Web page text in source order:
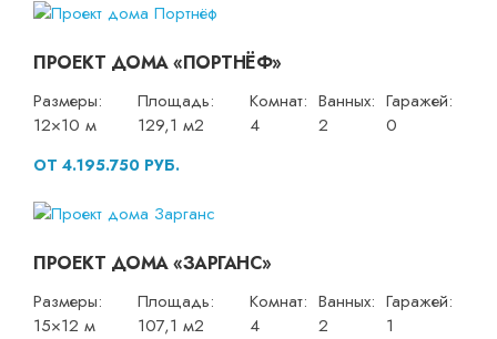
ПРОЕКТ ДОМА «ПОРТНЁФ»
Размеры:
12×10 м
Площадь:
129,1 м2
Комнат:
4
Ванных:
2
Гаражей:
0
ОТ 4.195.750 РУБ.
ПРОЕКТ ДОМА «ЗАРГАНС»
Размеры:
15×12 м
Площадь:
107,1 м2
Комнат:
4
Ванных:
2
Гаражей:
1